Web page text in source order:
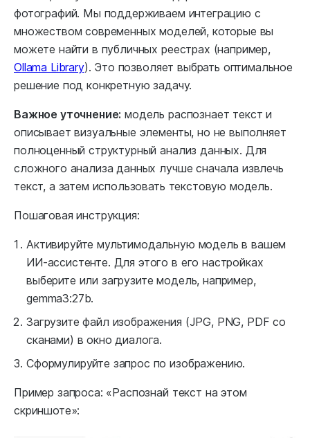
фотографий. Мы поддерживаем интеграцию с
множеством современных моделей, которые вы
можете найти в публичных реестрах (например,
Ollama Library). Это позволяет выбрать оптимальное
решение под конкретную задачу.
Важное уточнение: модель распознает текст и
описывает визуальные элементы, но не выполняет
полноценный структурный анализ данных. Для
сложного анализа данных лучше сначала извлечь
текст, а затем использовать текстовую модель.
Пошаговая инструкция:
Активируйте мультимодальную модель в вашем
ИИ-ассистенте. Для этого в его настройках
выберите или загрузите модель, например,
gemma3:27b.
Загрузите файл изображения (JPG, PNG, PDF со
сканами) в окно диалога.
Сформулируйте запрос по изображению.
Пример запроса: «Распознай текст на этом
скриншоте»: